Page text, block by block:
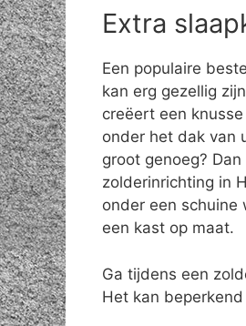
Extra
Een populaire
kan erg gezellig
creëert een
onder het dak van
groot genoeg?
zolderinrichting in
onder een
een kast op maat.
Ga tijdens een
Het kan